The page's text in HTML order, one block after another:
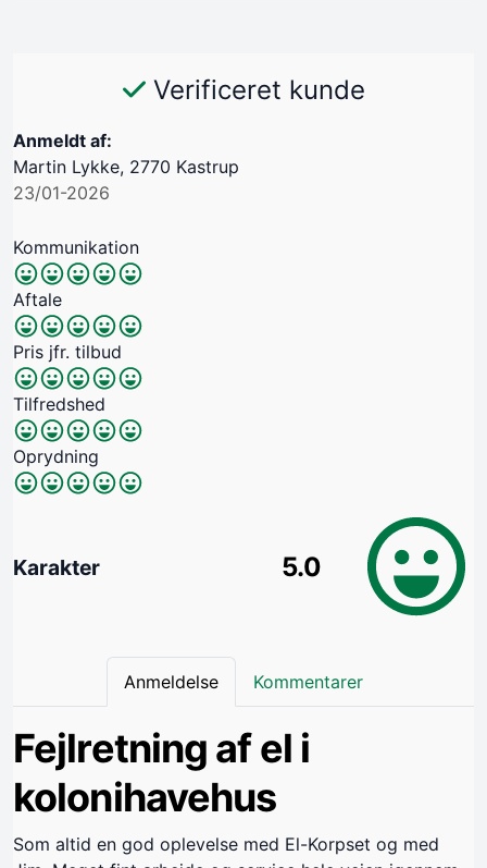
Verificeret kunde
Anmeldt af:
Martin Lykke, 2770 Kastrup
23/01-2026
Kommunikation
Aftale
Pris jfr. tilbud
Tilfredshed
Oprydning
Karakter 5.0
Anmeldelse Kommentarer
Fejlretning af el i
kolonihavehus
Som altid en god oplevelse med El-Korpset og med